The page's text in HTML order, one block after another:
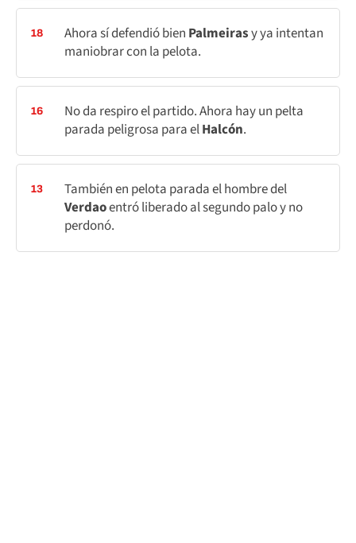
18 Ahora sí defendió bien Palmeirasy ya intentan
maniobrar con la pelota.
16
No da respiro el partido. Ahora hay un pelta
parada peligrosa para elHalcón.
13
También en pelota parada el hombre del
Verdaoentró liberado al segundo palo y no
perdonó.